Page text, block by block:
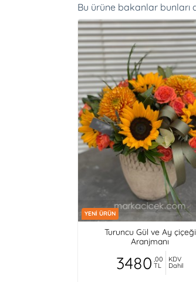
Bu ürüne bakanlar bunları
YENİ ÜRÜN
Turuncu Gül ve Ay çiçeği
Aranjmanı
3480 ,00
TL
KDV
Dahil